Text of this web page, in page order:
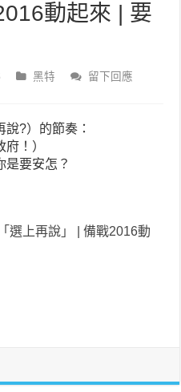
動起來 | 要
黑特
留下回應
說?）的節奏：
！ ）
是要安怎？
選上再說」 | 備戰2016動